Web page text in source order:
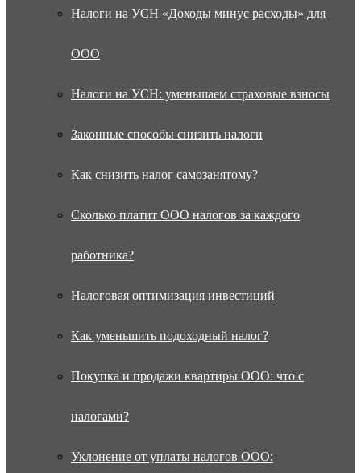
Налоги на УСН «Доходы минус расходы» для
ООО
Налоги на УСН: уменьшаем страховые взносы
Законные способы снизить налоги
Как снизить налог самозанятому?
Сколько платит ООО налогов за каждого
работника?
Налоговая оптимизация инвестиций
Как уменьшить подоходный налог?
Покупка и продажи квартиры ООО: что с
налогами?
Уклонение от уплаты налогов ООО: